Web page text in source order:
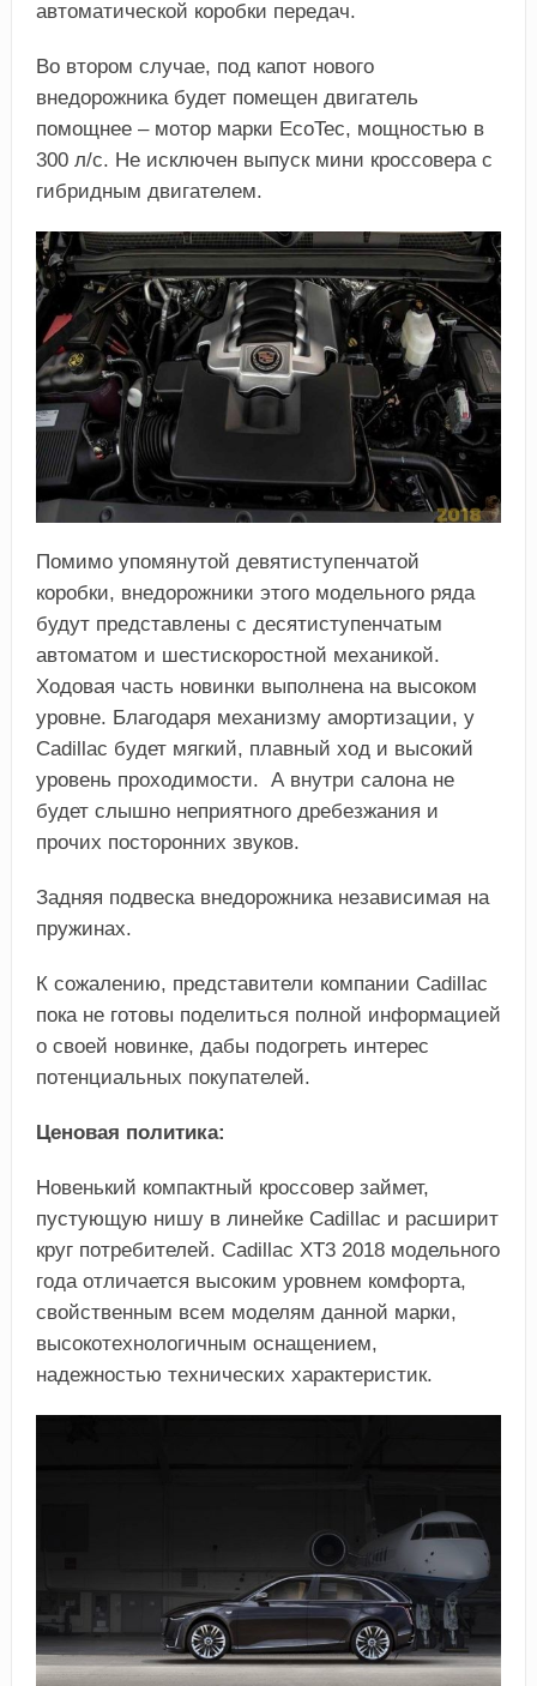
автоматической коробки передач.
Во втором случае, под капот нового
внедорожника будет помещен двигатель
помощнее – мотор марки EcoTec, мощностью в
300 л/с. Не исключен выпуск мини кроссовера с
гибридным двигателем.
Помимо упомянутой девятиступенчатой
коробки, внедорожники этого модельного ряда
будут представлены с десятиступенчатым
автоматом и шестискоростной механикой.
Ходовая часть новинки выполнена на высоком
уровне. Благодаря механизму амортизации, у
Cadillac будет мягкий, плавный ход и высокий
уровень проходимости. А внутри салона не
будет слышно неприятного дребезжания и
прочих посторонних звуков.
Задняя подвеска внедорожника независимая на
пружинах.
К сожалению, представители компании Cadillac
пока не готовы поделиться полной информацией
о своей новинке, дабы подогреть интерес
потенциальных покупателей.
Ценовая политика:
Новенький компактный кроссовер займет,
пустующую нишу в линейке Cadillac и расширит
круг потребителей. Cadillac ХТ3 2018 модельного
года отличается высоким уровнем комфорта,
свойственным всем моделям данной марки,
высокотехнологичным оснащением,
надежностью технических характеристик.